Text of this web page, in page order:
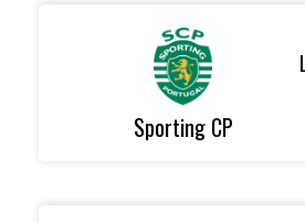
Sporting CP